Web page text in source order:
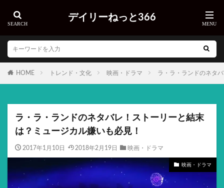
デイリーねっと366
HOME トレンド・文化 映画・ドラマ ラ・ラ・ランドのネタ
ラ・ラ・ランドのネタバレ！ストーリーと結末
は？ミュージカル嫌いも必見！
2017年1月10日 2018年2月19日 映画・ドラマ
映画・ドラマ